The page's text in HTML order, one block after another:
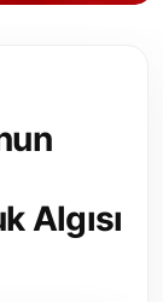
Algısı